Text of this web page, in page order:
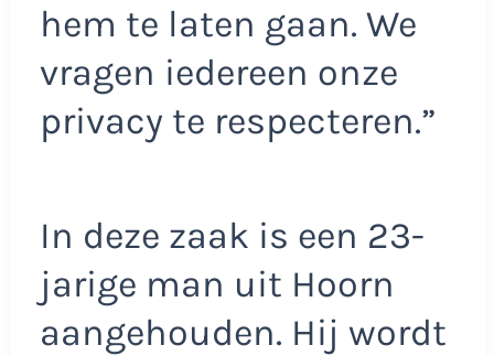
hem te laten gaan. We
vragen iedereen onze
privacy te respecteren.”
In deze zaak is een 23-
jarige man uit Hoorn
aangehouden. Hij wordt